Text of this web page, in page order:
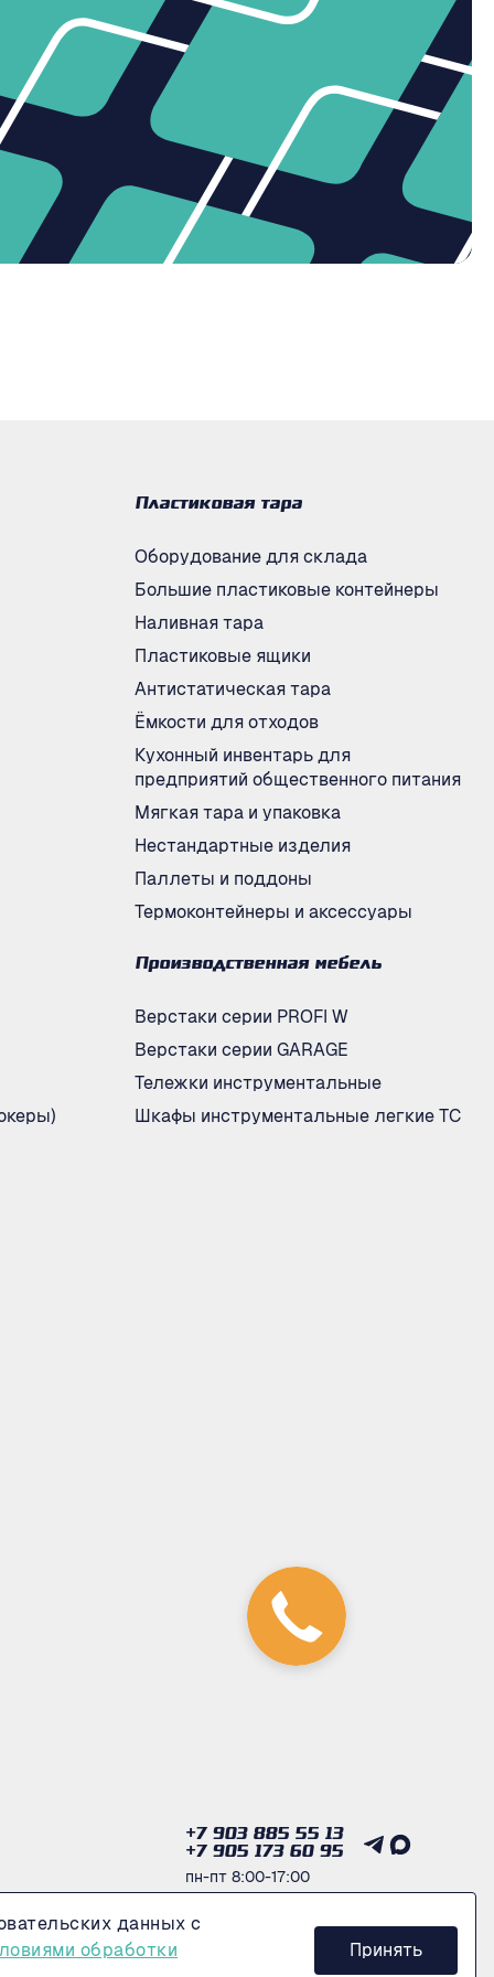
Пластиковая тара
Оборудование для склада
Большие пластиковые контейнеры
Наливная тара
Пластиковые ящики
Антистатическая тара
Ёмкости для отходов
Кухонный инвентарь для
предприятий общественного питания
Мягкая тара и упаковка
Нестандартные изделия
Паллеты и поддоны
Термоконтейнеры и аксессуары
Производственная мебель
Верстаки серии PROFI W
Верстаки серии GARAGE
Тележки инструментальные
Шкафы инструментальные легкие ТС
+7 903 885 55 13
+7 905 173 60 95
пн-пт 8:00-17:00
Получить консультацию
данных с
обработки
Принять